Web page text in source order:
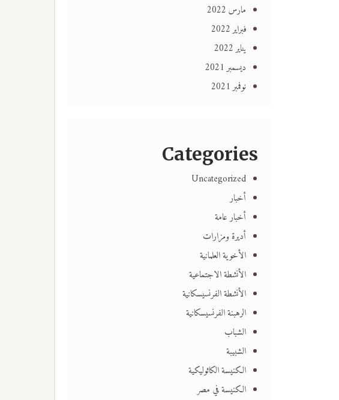
مارس 2022
فبراير 2022
يناير 2022
ديسمبر 2021
نوفمبر 2021
Categories
Uncategorized
أخبار
أخبار عامة
أديرة ومزارات
الأخوية العلمانية
الأنشطة الاجتماعية
الأنشطة الفرنسيسكانية
الرهبنة الفرنسيسكانية
الشباب
الشبيبة
الكنيسة الكاثوليكية
الكنيسة في مصر